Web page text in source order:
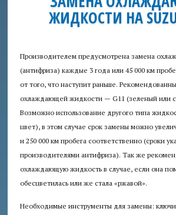
Консультация
юриста
Приглашаем
авторов
Пробки
ЖИДКОСТИ НА
Производителем предусмотрена замена
(антифриза) каждые 3 года или 45 000 км
от того, что наступит раньше.
охлаждающей жидкости — G11 (зеленый или
Возможно использование другого типа
цвет), в этом случае срок замены можно
и 250 000 км пробега соответственно (сроки
производителями антифриза). Так же
охлаждающую жидкость в случае, если она
обесцветилась или же стала «ржавой».
Необходимые инструменты для замены: ключи